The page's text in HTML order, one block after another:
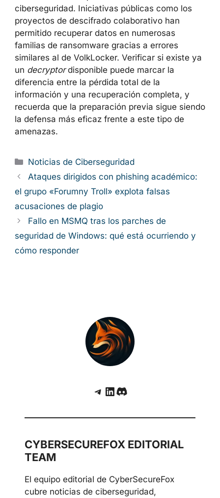
ciberseguridad. Iniciativas públicas como los
proyectos de descifrado colaborativo han
permitido recuperar datos en numerosas
familias de ransomware gracias a errores
similares al de VolkLocker. Verificar si existe ya
un decryptordisponible puede marcar la
diferencia entre la pérdida total de la
información y una recuperación completa, y
recuerda que la preparación previa sigue siendo
la defensa más eficaz frente a este tipo de
amenazas.
Categorías
Noticias de Ciberseguridad
Ataques dirigidos con phishing académico:
el grupo «Forumny Troll» explota falsas
acusaciones de plagio
Fallo en MSMQ tras los parches de
seguridad de Windows: qué está ocurriendo y
cómo responder
Telegram
LinkedIn
Discord
CYBERSECUREFOX EDITORIAL
TEAM
El equipo editorial de CyberSecureFox
cubre noticias de ciberseguridad,